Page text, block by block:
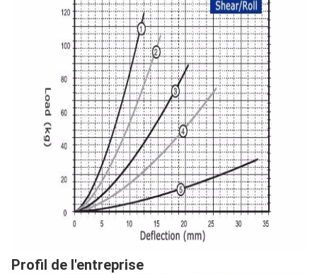
Profil de l'entreprise